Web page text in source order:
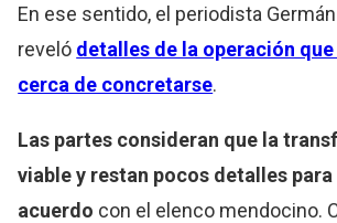
En ese sentido, el periodista
reveló detalles de la operación
cerca de concretarse.
Las partes consideran que la
viable y restan pocos detalles para
acuerdo con el elenco mendocino.